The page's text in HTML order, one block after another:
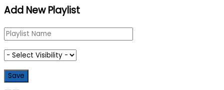
Add New Playlist